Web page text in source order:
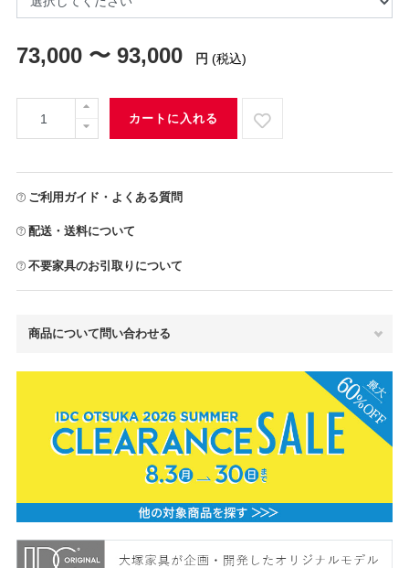
73,000 〜 93,000 円 (税込)
カートに入れる
ご利用ガイド・よくある質問
配送・送料について
不要家具のお引取りについて
商品について問い合わせる